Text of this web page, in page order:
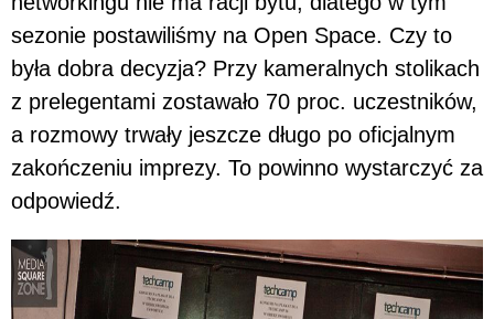
sezonie postawiliśmy na Open Space. Czy to
była dobra decyzja? Przy kameralnych stolikach
z prelegentami zostawało 70 proc. uczestników,
a rozmowy trwały jeszcze długo po oficjalnym
zakończeniu imprezy. To powinno wystarczyć za
odpowiedź.